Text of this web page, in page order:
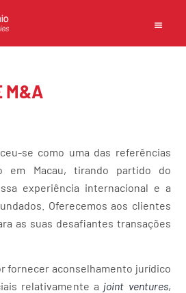
PRIVACIDADE
UTILIZAÇÃO
M&A
se como uma das referências
em Macau, tirando partido do
experiência internacional e a
Oferecemos aos clientes
as suas desafiantes transações
fornecer aconselhamento jurídico
relativamente a joint ventures,